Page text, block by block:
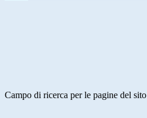
Campo di ricerca per le pagine del sito